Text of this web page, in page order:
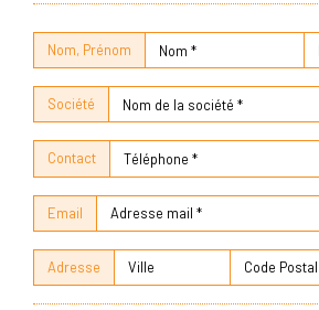
Nom, Prénom
Société
Contact
Email
Adresse